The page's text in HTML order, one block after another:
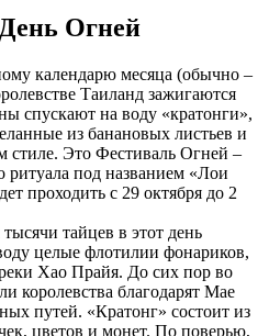
Огней
календарю месяца (обычно –
Таиланд зажигаются
спускают на воду «кратонги»,
из банановых листьев и
стиле. Это Фестиваль Огней –
ритуала под названием «Лои
проходить с 29 октября до 2
тайцев в этот день
целые флотилии фонариков,
Хао Прайя. До сих пор во
королевства благодарят Мае
путей. «Кратонг» состоит из
цветов и монет. По поверью,